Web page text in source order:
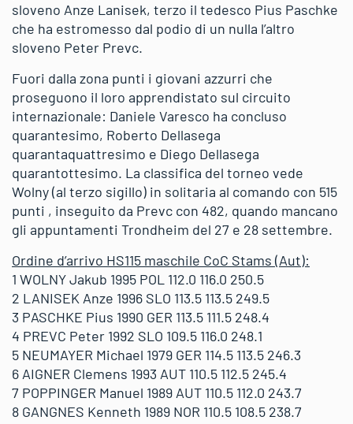
sloveno Anze Lanisek, terzo il tedesco Pius Paschke
che ha estromesso dal podio di un nulla l’altro
sloveno Peter Prevc.
Fuori dalla zona punti i giovani azzurri che
proseguono il loro apprendistato sul circuito
internazionale: Daniele Varesco ha concluso
quarantesimo, Roberto Dellasega
quarantaquattresimo e Diego Dellasega
quarantottesimo. La classifica del torneo vede
Wolny (al terzo sigillo) in solitaria al comando con 515
punti , inseguito da Prevc con 482, quando mancano
gli appuntamenti Trondheim del 27 e 28 settembre.
Ordine d’arrivo HS115 maschile CoC Stams (Aut):
1 WOLNY Jakub 1995 POL 112.0 116.0 250.5
2 LANISEK Anze 1996 SLO 113.5 113.5 249.5
3 PASCHKE Pius 1990 GER 113.5 111.5 248.4
4 PREVC Peter 1992 SLO 109.5 116.0 248.1
5 NEUMAYER Michael 1979 GER 114.5 113.5 246.3
6 AIGNER Clemens 1993 AUT 110.5 112.5 245.4
7 POPPINGER Manuel 1989 AUT 110.5 112.0 243.7
8 GANGNES Kenneth 1989 NOR 110.5 108.5 238.7